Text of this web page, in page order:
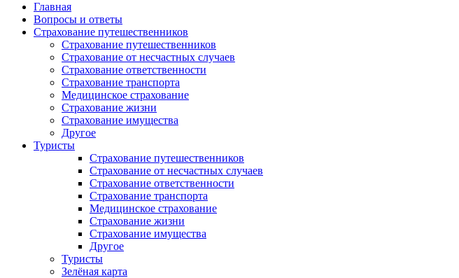
Главная
Вопросы и ответы
Страхование путешественников
Страхование путешественников
Страхование от несчастных случаев
Страхование ответственности
Страхование транспорта
Медицинское страхование
Страхование жизни
Страхование имущества
Другое
Туристы
Страхование путешественников
Страхование от несчастных случаев
Страхование ответственности
Страхование транспорта
Медицинское страхование
Страхование жизни
Страхование имущества
Другое
Туристы
Зелёная карта